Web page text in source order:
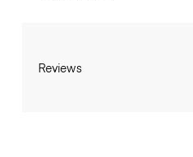
Reviews